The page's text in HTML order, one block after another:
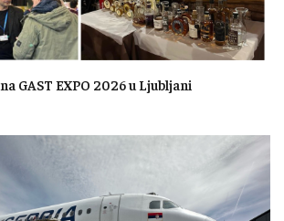
GAST EXPO 2026 u Ljubljani